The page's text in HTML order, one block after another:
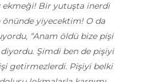
ekmeği! Bir yutuşta inerdi
önünde yiyecektim! O da
“Anam öldü bize pişi
Şimdi ben de pişiyi
getirmezlerdi. Pişiyi belki